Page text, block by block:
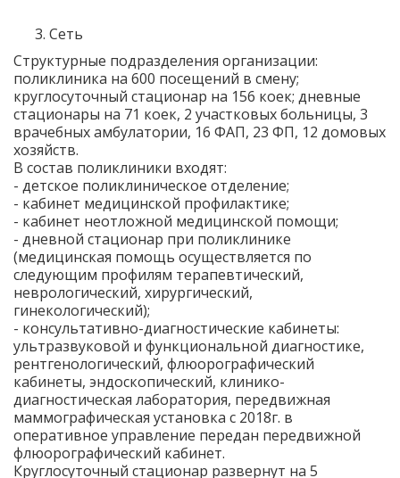
Сеть
Структурные подразделения организации:
поликлиника на 600 посещений в смену;
круглосуточный стационар на 156 коек; дневные
стационары на 71 коек, 2 участковых больницы, 3
врачебных амбулатории, 16 ФАП, 23 ФП, 12 домовых
хозяйств.
В состав поликлиники входят:
- детское поликлиническое отделение;
- кабинет медицинской профилактике;
- кабинет неотложной медицинской помощи;
- дневной стационар при поликлинике
(медицинская помощь осуществляется по
следующим профилям терапевтический,
неврологический, хирургический,
гинекологический);
- консультативно-диагностические кабинеты:
ультразвуковой и функциональной диагностике,
рентгенологический, флюорографический
кабинеты, эндоскопический, клинико-
диагностическая лаборатория, передвижная
маммографическая установка с 2018г. в
оперативное управление передан передвижной
флюорографический кабинет.
Круглосуточный стационар развернут на 5